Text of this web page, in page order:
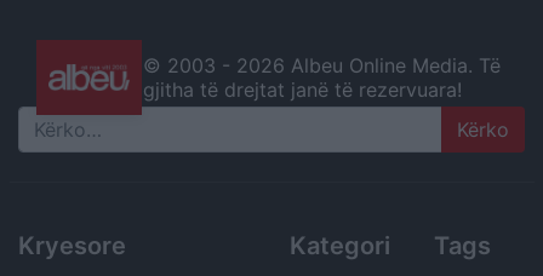
© 2003 - 2026 Albeu Online Media. Të
gjitha të drejtat janë të rezervuara!
Search
Kryesore Kategori Tags